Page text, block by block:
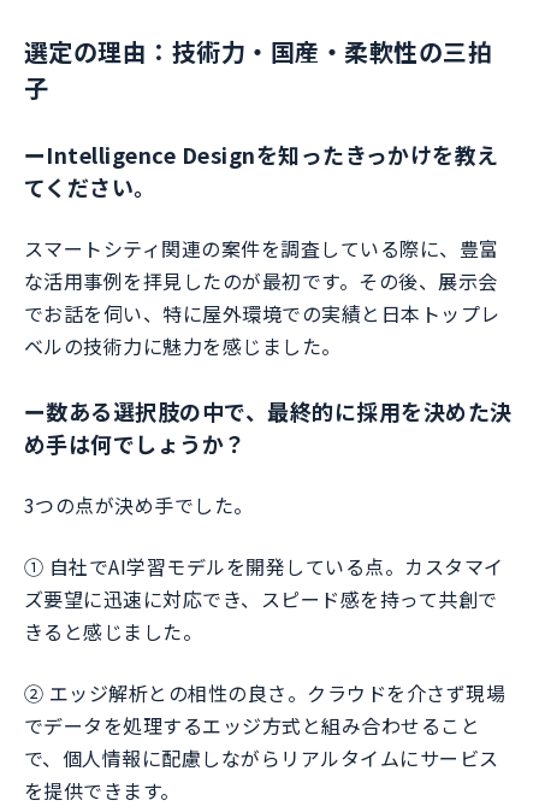
選定の理由：技術力・国産・柔軟性の三拍
子
ーIntelligence Designを知ったきっかけを教え
てください。
スマートシティ関連の案件を調査している際に、豊富
な活用事例を拝見したのが最初です。その後、展示会
でお話を伺い、特に屋外環境での実績と日本トップレ
ベルの技術力に魅力を感じました。
ー数ある選択肢の中で、最終的に採用を決めた決
め手は何でしょうか？
3つの点が決め手でした。
① 自社でAI学習モデルを開発している点。カスタマイ
ズ要望に迅速に対応でき、スピード感を持って共創で
きると感じました。
② エッジ解析との相性の良さ。クラウドを介さず現場
でデータを処理するエッジ方式と組み合わせること
で、個人情報に配慮しながらリアルタイムにサービス
を提供できます。